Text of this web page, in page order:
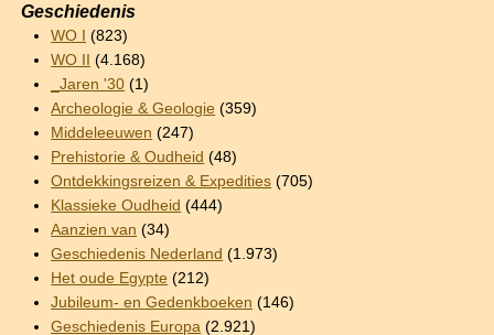
Geschiedenis
WO I (823)
WO II (4.168)
_Jaren '30 (1)
Archeologie & Geologie (359)
Middeleeuwen (247)
Prehistorie & Oudheid (48)
Ontdekkingsreizen & Expedities (705)
Klassieke Oudheid (444)
Aanzien van (34)
Geschiedenis Nederland (1.973)
Het oude Egypte (212)
Jubileum- en Gedenkboeken (146)
Geschiedenis Europa (2.921)